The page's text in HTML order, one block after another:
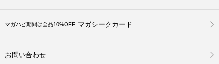
マガハピ期間は全品10%OFF マガシークカード
お問い合わせ